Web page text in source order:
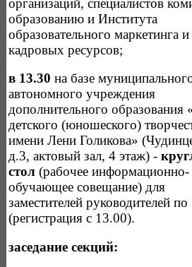
организаций, специалистов
образованию и Института
образовательного маркетинга и
кадровых ресурсов;
в 13.30 на базе
автономного учреждения
дополнительного образования
детского (юношеского)
имени Лени Голикова»
д.3, актовый зал, 4 этаж) -
стол (рабочее информационно-
обучающее совещание) для
заместителей руководителей
(регистрация с 13.00).
заседание секций: